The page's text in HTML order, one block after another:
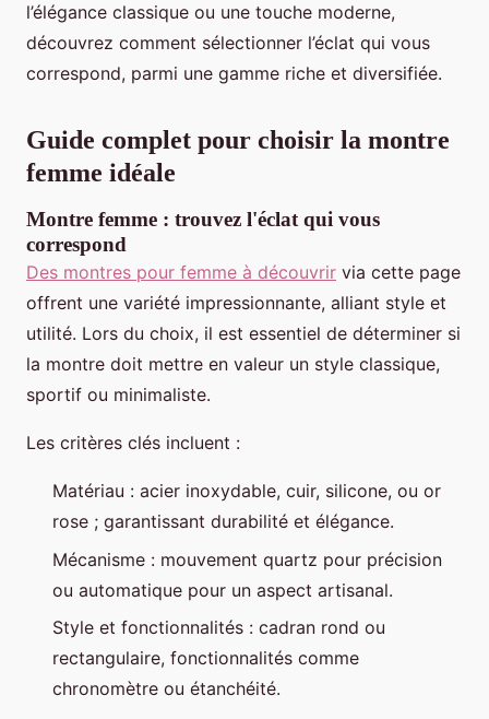
l’élégance classique ou une touche moderne,
découvrez comment sélectionner l’éclat qui vous
correspond, parmi une gamme riche et diversifiée.
Guide complet pour choisir la montre
femme idéale
Montre femme : trouvez l'éclat qui vous
correspond
Des montres pour femme à découvrir via cette page
offrent une variété impressionnante, alliant style et
utilité. Lors du choix, il est essentiel de déterminer si
la montre doit mettre en valeur un style classique,
sportif ou minimaliste.
Les critères clés incluent :
Matériau : acier inoxydable, cuir, silicone, ou or
rose ; garantissant durabilité et élégance.
Mécanisme : mouvement quartz pour précision
ou automatique pour un aspect artisanal.
Style et fonctionnalités : cadran rond ou
rectangulaire, fonctionnalités comme
chronomètre ou étanchéité.